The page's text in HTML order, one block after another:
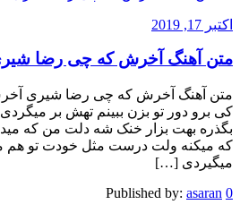
اکتبر 17, 2019
متن آهنگ آخرش که چی رضا
متن آهنگ آخرش که چی رضا شیری
کی برو دور تو بزن ببینم تهش بر
بگذره بهت بزار خنک شه دلت من که
که میکنه ولت درست مثل خودت تو هم
میگیردی […]
Published by: asaran 0